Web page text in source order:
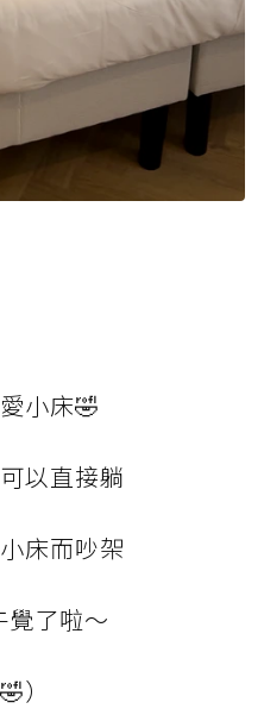
小床🤣
以直接躺
床而吵架
了啦～
）